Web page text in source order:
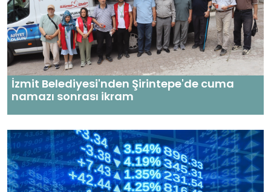
İzmit Belediyesi'nden Şirintepe'de cuma
namazı sonrası ikram